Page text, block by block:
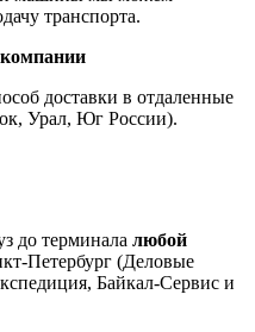
транспорта.
доставки в отдаленные
Урал, Юг России).
до терминала любой
Петербург (Деловые
Байкал-Сервис и